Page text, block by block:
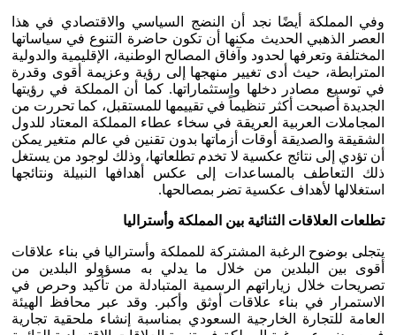
وفي المملكة أيضًا نجد أن النضج السياسي والاقتصادي في هذا
العصر الذهبي الحديث مكنها أن تكون حاضرة التنوع في سياساتها
المختلفة وتعرفها لحدود وآفاق المصالح الوطنية، الإقليمية والدولية
المترابطة، حيث أدى تغيير منهجها إلى رؤية وعزيمة أقوى وقدرة
في توسيع مصادر دخلها واستثماراتها. كما أن المملكة في رؤيتها
الجديدة أصبحت أكثر تنظيماً في تقييمها للمستقبل، كما تحررت من
المجاملات العربية العريقة في سخاء عطاء المملكة المعتاد للدول
الشقيقة والصديقة أوقات أزماتها بدون تقنين في عالم متغير يمكن
أن تؤدي إلى نتائج عكسية لا تخدم تطلعاتها، وذلك لوجود من يستغل
ذلك التعاطف بالمساعدات إلى عكس أهدافها النبيلة ونتائجها
استغلالها لأهداف عكسية تضر بمصالحها.
تطلعات العلاقات الثنائية بين المملكة وأستراليا
يتجلى بوضوح الرغبة المشتركة للمملكة وأستراليا في بناء علاقات
أقوى بين البلدين من خلال ما يدلي به مسؤولو البلدين من
تصريحات خلال زياراتهم الرسمية المتبادلة من تأكيد وحرص في
الاستمرار في بناء علاقات أوثق وأكبر. وقد عبر محافظ الهيئة
العامة للتجارة الخارجية السعودي بمناسبة إنشاء ملحقية تجارية